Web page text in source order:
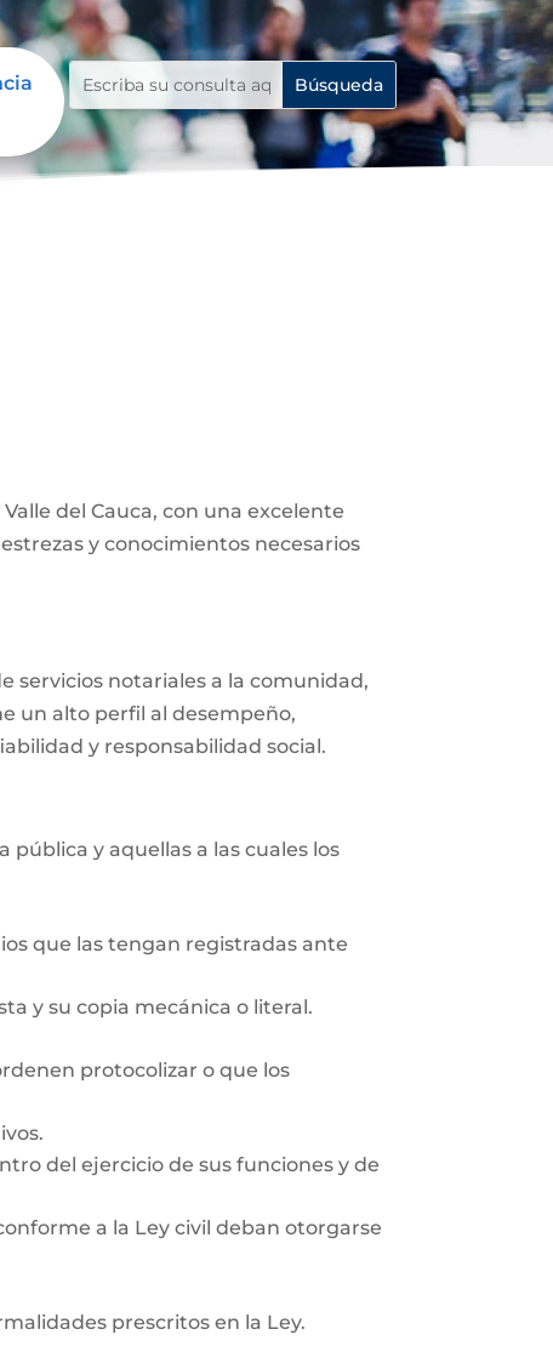
del Cauca, con una excelente
y conocimientos necesarios
servicios notariales a la comunidad,
un alto perfil al desempeño,
y responsabilidad social.
y aquellas a las cuales los
que las tengan registradas ante
y su copia mecánica o literal.
protocolizar o que los
del ejercicio de sus funciones y de
a la Ley civil deban otorgarse
prescritos en la Ley.